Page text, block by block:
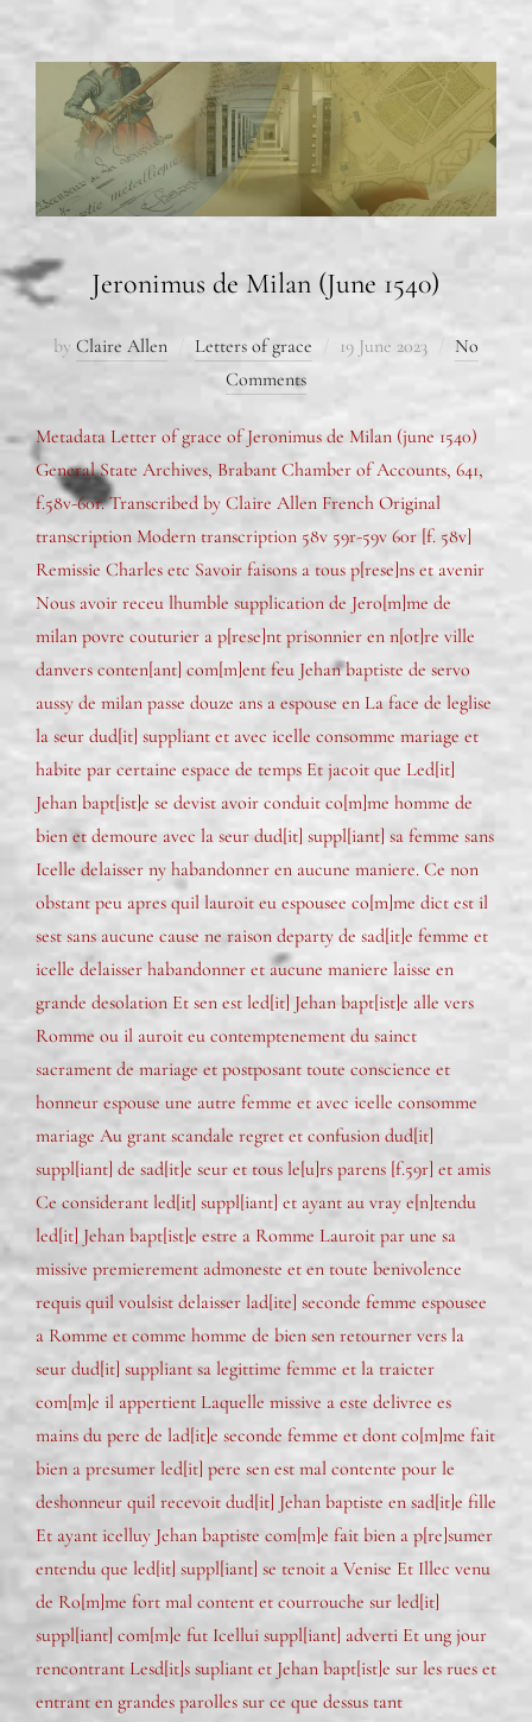
Jeronimus de Milan (June 1540)
by Claire Allen Letters of grace 19 June 2023
No
Comments
Metadata Letter of grace of Jeronimus de Milan (june 1540)
General State Archives, Brabant Chamber of Accounts, 641,
f.58v-60r. Transcribed by Claire Allen French Original
transcription Modern transcription 58v 59r-59v 60r [f. 58v]
Remissie Charles etc Savoir faisons a tous p[rese]ns et avenir
Nous avoir receu lhumble supplication de Jero[m]me de
milan povre couturier a p[rese]nt prisonnier en n[ot]re ville
danvers conten[ant] com[m]ent feu Jehan baptiste de servo
aussy de milan passe douze ans a espouse en La face de leglise
la seur dud[it] suppliant et avec icelle consomme mariage et
habite par certaine espace de temps Et jacoit que Led[it]
Jehan bapt[ist]e se devist avoir conduit co[m]me homme de
bien et demoure avec la seur dud[it] suppl[iant] sa femme sans
Icelle delaisser ny habandonner en aucune maniere. Ce non
obstant peu apres quil lauroit eu espousee co[m]me dict est il
sest sans aucune cause ne raison departy de sad[it]e femme et
icelle delaisser habandonner et aucune maniere laisse en
grande desolation Et sen est led[it] Jehan bapt[ist]e alle vers
Romme ou il auroit eu contemptenement du sainct
sacrament de mariage et postposant toute conscience et
honneur espouse une autre femme et avec icelle consomme
mariage Au grant scandale regret et confusion dud[it]
suppl[iant] de sad[it]e seur et tous le[u]rs parens [f.59r] et amis
Ce considerant led[it] suppl[iant] et ayant au vray e[n]tendu
led[it] Jehan bapt[ist]e estre a Romme Lauroit par une sa
missive premierement admoneste et en toute benivolence
requis quil voulsist delaisser lad[ite] seconde femme espousee
a Romme et comme homme de bien sen retourner vers la
seur dud[it] suppliant sa legittime femme et la traicter
com[m]e il appertient Laquelle missive a este delivree es
mains du pere de lad[it]e seconde femme et dont co[m]me fait
bien a presumer led[it] pere sen est mal contente pour le
deshonneur quil recevoit dud[it] Jehan baptiste en sad[it]e fille
Et ayant icelluy Jehan baptiste com[m]e fait bien a p[re]sumer
entendu que led[it] suppl[iant] se tenoit a Venise Et Illec venu
de Ro[m]me fort mal content et courrouche sur led[it]
suppl[iant] com[m]e fut Icellui suppl[iant] adverti Et ung jour
rencontrant Lesd[it]s supliant et Jehan bapt[ist]e sur les rues et
entrant en grandes parolles sur ce que dessus tant